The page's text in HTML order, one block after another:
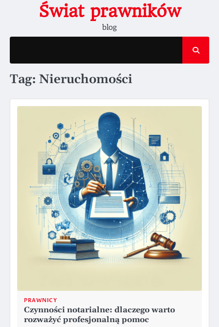
Świat prawników
blog
Tag: Nieruchomości
PRAWNICY
Czynności notarialne: dlaczego warto
rozważyć profesjonalną pomoc